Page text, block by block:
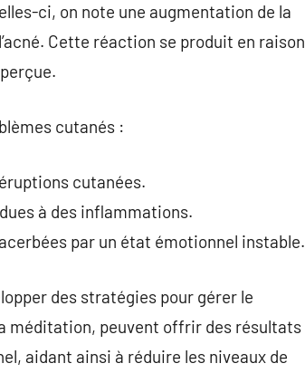
ci, on note une augmentation de la
Cette réaction se produit en raison
cutanés :
cutanées.
à des inflammations.
par un état émotionnel instable.
des stratégies pour gérer le
méditation, peuvent offrir des résultats
aidant ainsi à réduire les niveaux de